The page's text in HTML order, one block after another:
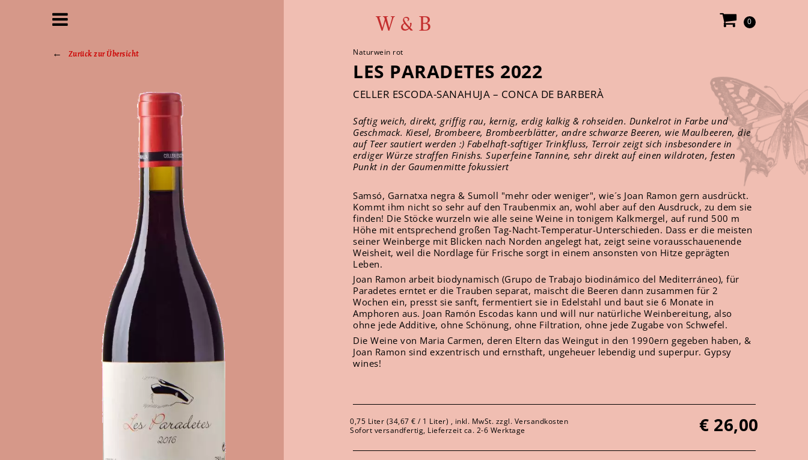
0
W & B
Zurück zur Übersicht Naturwein rot
LES PARADETES 2022
CELLER ESCODA-SANAHUJA – CONCA DE BARBERÀ
Saftig weich, direkt, griffig rau, kernig, erdig kalkig & rohseiden. Dunkelrot in Farbe und
Geschmack. Kiesel, Brombeere, Brombeerblätter, andre schwarze Beeren, wie Maulbeeren, die
auf Teer sautiert werden :) Fabelhaft-saftiger Trinkfluss, Terroir zeigt sich insbesondere in
erdiger Würze straffen Finishs. Superfeine Tannine, sehr direkt auf einen wildroten, festen
Punkt in der Gaumenmitte fokussiert
Samsó, Garnatxa negra & Sumoll "mehr oder weniger", wie´s Joan Ramon gern ausdrückt.
Kommt ihm nicht so sehr auf den Traubenmix an, wohl aber auf den Ausdruck, zu dem sie
finden! Die Stöcke wurzeln wie alle seine Weine in tonigem Kalkmergel, auf rund 500 m
Höhe mit entsprechend großen Tag-Nacht-Temperatur-Unterschieden. Dass er die meisten
seiner Weinberge mit Blicken nach Norden angelegt hat, zeigt seine vorausschauenende
Weisheit, weil die Nordlage für Frische sorgt in einem ansonsten von Hitze geprägten
Leben.
Joan Ramon arbeit biodynamisch (Grupo de Trabajo biodinámico del Mediterráneo), für
Paradetes erntet er die Trauben separat, maischt die Beeren dann zusammen für 2
Wochen ein, presst sie sanft, fermentiert sie in Edelstahl und baut sie 6 Monate in
Amphoren aus. Joan Ramón Escodas kann und will nur natürliche Weinbereitung, also
ohne jede Additive, ohne Schönung, ohne Filtration, ohne jede Zugabe von Schwefel.
Die Weine von Maria Carmen, deren Eltern das Weingut in den 1990ern gegeben haben, &
Joan Ramon sind exzentrisch und ernsthaft, ungeheuer lebendig und superpur. Gypsy
wines!
0,75 Liter (34,67 € / 1 Liter) , inkl. MwSt. zzgl. Versandkosten
Sofort versandfertig, Lieferzeit ca. 2-6 Werktage
€ 26,00